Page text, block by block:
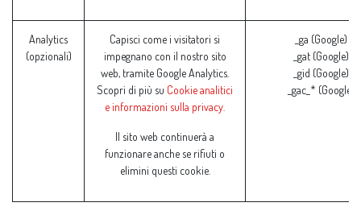
Analytics
(opzionali)
Capisci come i visitatori si
impegnano con il nostro sito
web, tramite Google Analytics.
Scopri di più su Cookie analitici
e informazioni sulla privacy.
Il sito web continuerà a
funzionare anche se rifiuti o
elimini questi cookie.
_ga (Google)
_gat (Google)
_gid (Google)
_gac_* (Google)